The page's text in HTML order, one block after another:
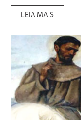
LEIA MAIS